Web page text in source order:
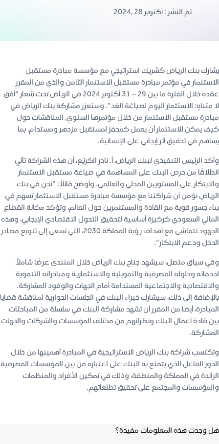
تم النشر : أكتوبر 28 ,2024
يشارك بنك الرياض كشريك استراتيجي مع مؤسسة مبادرة مستقبل
الاستثمار في مؤتمر مبادرة مستقبل الاستثمار الثامن والذي من المقرر
عقده خلال الفترة ما بين 29 – 31 أكتوبر 2024 في الرياض تحت شعار "أفق
لا متناهٍ: الاستثمار اليوم لصياغة الغد". وستعزز مشاركة بنك الرياض في
مبادرة مستقبل الاستثمار من خلال مؤتمرها السنوي, المناقشات حول
كيف يمكن للاستثمار أن يعمل كمحفز لمستقبل مزدهر ومستدام، بما
يساهم في تحقيق أثر إيجابي على الإنسانية.
وأكد الرئيس التنفيذي لبنك الرياض، أ. نادر الكريّع، أن هذه الشراكة تأتي
انطلاقًا من حرص البنك على المساهمة في صياغة مستقبل الاستثمار
والابتكار على المستويين المحلي والعالمي. وأوضح قائلاً: “نحن في بنك
الرياض نؤمن أن شراكتنا مع مؤسسة مبادرة مستقبل الاستثمار تسهم في
بناء جسور قوية مع القادة والمستثمرين حول العالم، وتؤكد مكانة القطاع
المالي السعودي كركيزة أساسية لتحقيق التحول الاقتصادي الإيجابي، وهذه
الجهود تتماشى مع أهداف رؤية المملكة 2030، التي تسعى إلى تنويع مصادر
الدخل ودعم الابتكار".
وفي سياق متصل، سيشهد جناح بنك الرياض خلال المنتدى عرضًا شاملاً
لخدماته وحلوله المصرفية والتمويلية والاستثمارية ومبادراته التنموية
والاقتصادية والاجتماعية المستدامة أمام الجهات والوفود المشاركة.
بالإضافة إلى ذلك، سيشارك خبراء البنك في الجلسات الحوارية لمناقشة قضايا
المبادرة، أيضا من المقرر أن تشهد مشاركة البنك في سلسلة من المباحثات
بين قادة أعمال البنك ونظرائهم من مختلف المؤسسات والشركات والجهات
المشاركة.
وتكتسب شراكة بنك الرياض الاستراتيجية في المبادرة أهميتها من خلال
الدور الفاعل الذي يتمتع به البنك على اعتباره من بين المؤسسات المصرفية
الرائدة في المملكة والمنطقة، وذلك في تمكين الأفراد والمنظمات
والمؤسسات والمجتمع على تحقيق تطلعاتهم.
هل وجدت هذه المعلومات مفيدة؟